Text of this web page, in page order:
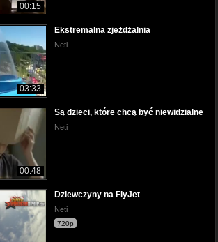
00:15
03:33
Ekstremalna zjeżdżalnia
Neti
00:48
Są dzieci, które chcą być niewidzialne
Neti
Dziewczyny na FlyJet
Neti
720p